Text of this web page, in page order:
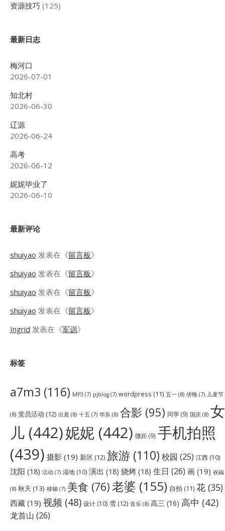
资源技巧 (125)
最新日志
梅河口
2026-07-01
知北村
2026-06-30
辽源
2026-06-24
高考
2026-06-12
妮妮毕业了
2026-06-10
最新评论
shuiyao 发表在《留言板》
shuiyao 发表在《留言板》
shuiyao 发表在《留言板》
shuiyao 发表在《留言板》
Ingrid 发表在《军训》
标签
a7m3 (116) MP3 (7) pjblog (7) wordpress (11) 五一 (8) 傍晚 (7) 儿童节
(8) 党员活动 (12) 出差 (8) 十五 (7) 华东 (8) 合影 (95) 同学(9) 国庆 (8) 女
儿 (442)妮妮 (442) 微距(9) 手机拍照
(439) 摄影 (19) 新区 (12) 旅游 (110) 校园 (25) 江西 (10)
沈阳 (18) 活动 (7) 湿地 (10) 演出 (18) 烧烤 (18) 生日 (26) 画 (19) 祝福
(8) 秋天 (13) 移轴 (7) 美食 (76)老婆 (155) 自拍 (11) 花 (35)
西藏 (19) 视频 (48) 设计 (10) 雪 (12) 音乐 (8) 高三 (16) 高中 (42)
龙首山 (26)